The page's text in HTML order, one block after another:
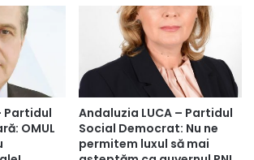
Partidul
OMUL
Andaluzia LUCA – Partidul
Social Democrat: Nu ne
permitem luxul să mai